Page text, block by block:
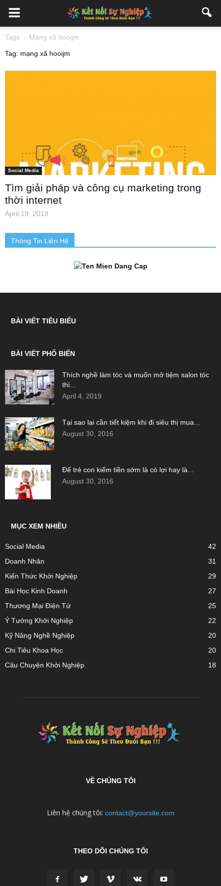
Tags Mạng xã hooijm
Tag: mạng xã hooijm
Social Media
Tìm giải pháp và công cụ marketing trong
thời internet
April 19, 2019
Thông Tin Liên Hệ
BÀI VIẾT TIÊU BIỂU
BÀI VIẾT PHỔ BIẾN
Thích nghề làm tóc và muốn mở tiệm salon tóc
thì...
April 4, 2019
Tại sao lại cần tiết kiệm khi đi siêu thị mua...
August 30, 2016
Để trẻ con kiếm tiền sớm là có lợi hay là...
August 30, 2016
MỤC XEM NHIỀU
Social Media
42
Doanh Nhân
31
Kiến Thức Khởi Nghiệp
29
Bài Học Kinh Doanh
27
Thương Mại Điện Tử
25
Ý Tưởng Khởi Nghiệp
22
Kỹ Năng Nghề Nghiệp
20
Chi Tiêu Khoa Học
20
Câu Chuyện Khởi Nghiệp
18
VỀ CHÚNG TÔI
Liên hệ chúng tôi: contact@yoursite.com
THEO DÕI CHÚNG TÔI